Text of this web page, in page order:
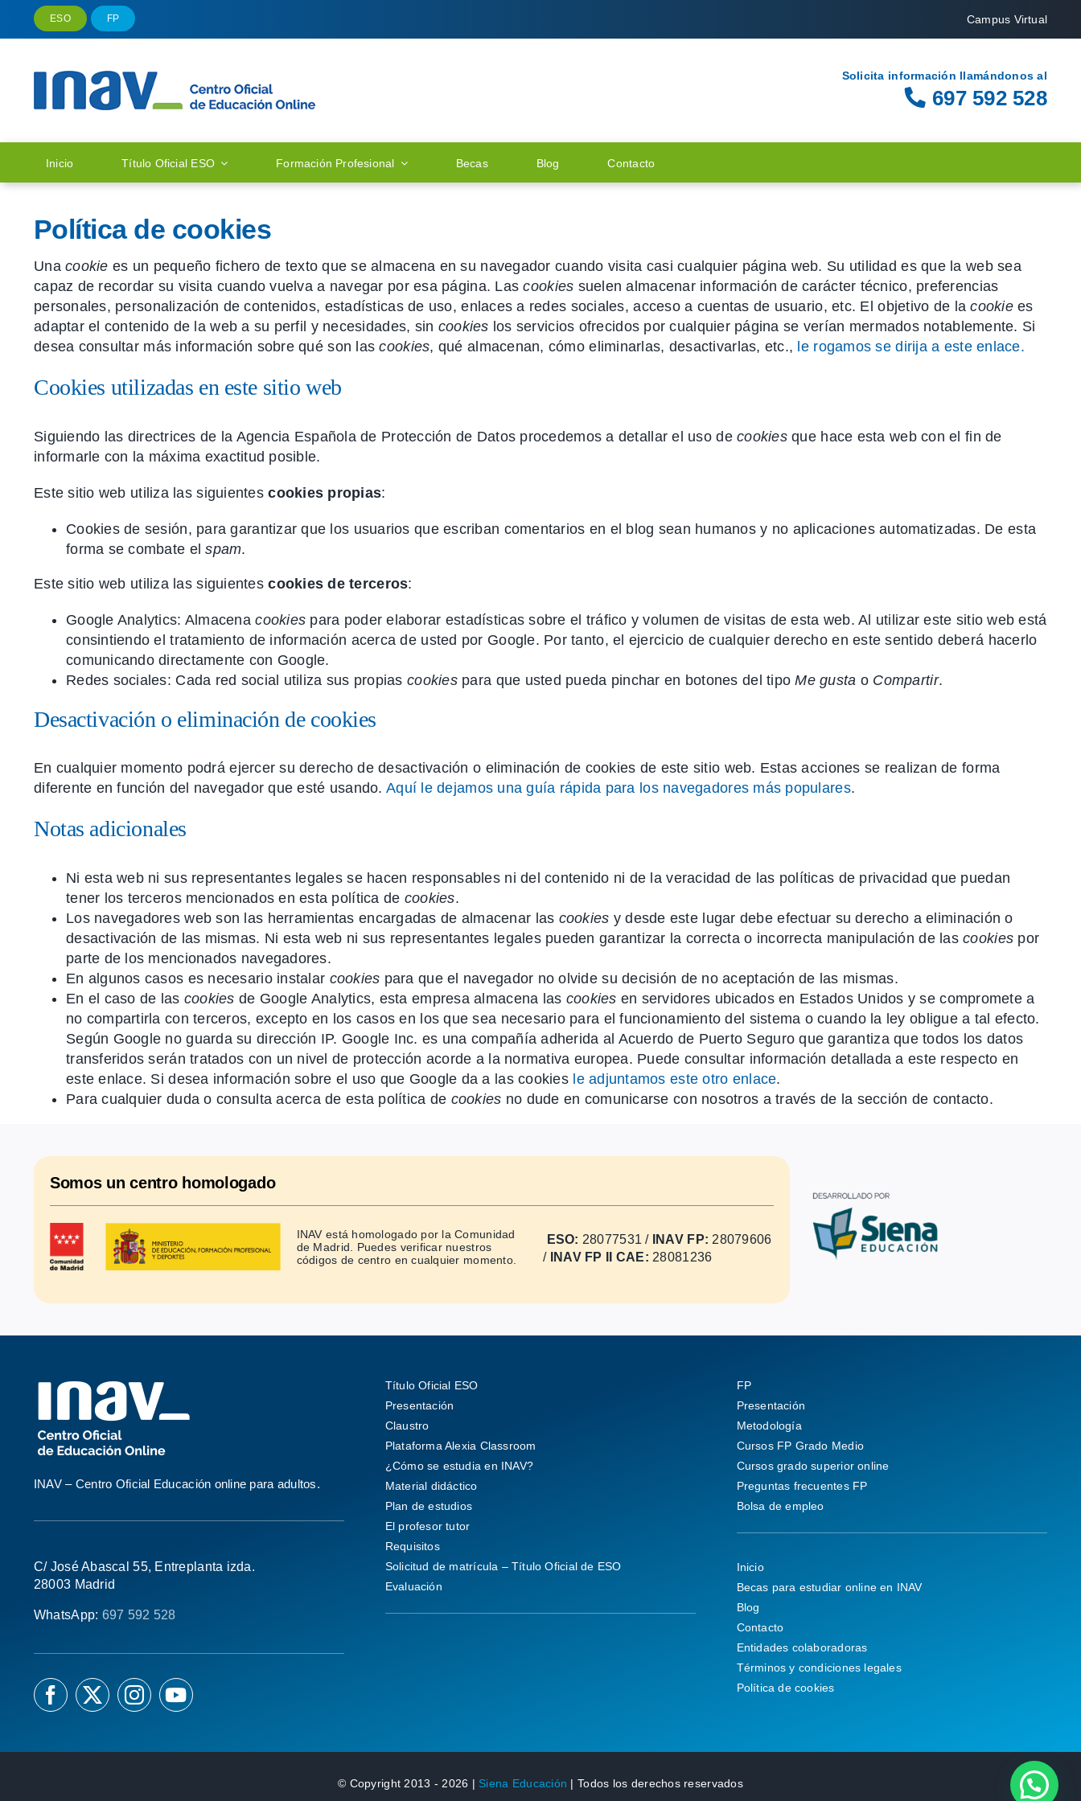
Saltar
ESO FP Campus Virtual
Solicita información llamándonos al
697 592 528
Inicio Título Oficial ESO Formación Profesional Becas Blog Contacto
Política de cookies
Unacookie es un pequeño fichero de texto que se almacena en su navegador cuando visita casi cualquier página web. Su utilidad es que la web sea
capaz de recordar su visita cuando vuelva a navegar por esa página. Lascookies suelen almacenar información de carácter técnico, preferencias
personales, personalización de contenidos, estadísticas de uso, enlaces a redes sociales, acceso a cuentas de usuario, etc. El objetivo de lacookiees
adaptar el contenido de la web a su perfil y necesidades, sin cookies los servicios ofrecidos por cualquier página se verían mermados notablemente. Si
desea consultar más información sobre qué son lascookies, qué almacenan, cómo eliminarlas, desactivarlas, etc., le rogamos se dirija a este enlace.
Cookies utilizadas en este sitio web
Siguiendo las directrices de la Agencia Española de Protección de Datos procedemos a detallar el uso decookiesque hace esta web con el fin de
informarle con la máxima exactitud posible.
Este sitio web utiliza las siguientescookies propias:
Cookies de sesión, para garantizar que los usuarios que escriban comentarios en el blog sean humanos y no aplicaciones automatizadas. De esta
forma se combate elspam.
Este sitio web utiliza las siguientescookies de terceros:
Google Analytics: Almacenacookies para poder elaborar estadísticas sobre el tráfico y volumen de visitas de esta web. Al utilizar este sitio web está
consintiendo el tratamiento de información acerca de usted por Google. Por tanto, el ejercicio de cualquier derecho en este sentido deberá hacerlo
comunicando directamente con Google.
Redes sociales: Cada red social utiliza sus propiascookiespara que usted pueda pinchar en botones del tipoMe gusta o Compartir.
Desactivación o eliminación de cookies
En cualquier momento podrá ejercer su derecho de desactivación o eliminación de cookies de este sitio web. Estas acciones se realizan de forma
diferente en función del navegador que esté usando.Aquí le dejamos una guía rápida para los navegadores más populares.
Notas adicionales
Ni esta web ni sus representantes legales se hacen responsables ni del contenido ni de la veracidad de las políticas de privacidad que puedan
tener los terceros mencionados en esta política de cookies.
Los navegadores web son las herramientas encargadas de almacenar las cookies y desde este lugar debe efectuar su derecho a eliminación o
desactivación de las mismas. Ni esta web ni sus representantes legales pueden garantizar la correcta o incorrecta manipulación de lascookies por
parte de los mencionados navegadores.
En algunos casos es necesario instalar cookies para que el navegador no olvide su decisión de no aceptación de las mismas.
En el caso de las cookies de Google Analytics, esta empresa almacena las cookies en servidores ubicados en Estados Unidos y se compromete a
no compartirla con terceros, excepto en los casos en los que sea necesario para el funcionamiento del sistema o cuando la ley obligue a tal efecto.
Según Google no guarda su dirección IP. Google Inc. es una compañía adherida al Acuerdo de Puerto Seguro que garantiza que todos los datos
transferidos serán tratados con un nivel de protección acorde a la normativa europea. Puede consultar información detallada a este respecto en
este enlace. Si desea información sobre el uso que Google da a las cookies le adjuntamos este otro enlace.
Para cualquier duda o consulta acerca de esta política de cookies no dude en comunicarse con nosotros a través de la sección de contacto.
Somos uncentro homologado
INAV está homologado por la Comunidad
de Madrid. Puedes verificar nuestros
códigos de centro en cualquier momento.
ESO: 28077531 / INAV FP: 28079606
/
INAV FP II CAE: 28081236
INAV – Centro Oficial Educación online para adultos.
C/ José Abascal 55, Entreplanta izda.
28003 Madrid
WhatsApp: 697 592 528
Título Oficial ESO
Presentación
Claustro
Plataforma Alexia Classroom
¿Cómo se estudia en INAV?
Material didáctico
Plan de estudios
El profesor tutor
Requisitos
Solicitud de matrícula – Título Oficial de ESO
Evaluación
FP
Presentación
Metodología
Cursos FP Grado Medio
Cursos grado superior online
Preguntas frecuentes FP
Bolsa de empleo
Inicio
Becas para estudiar online en INAV
Blog
Contacto
Entidades colaboradoras
Términos y condiciones legales
Política de cookies
© Copyright 2013 - 2026 | Siena Educación | Todos los derechos reservados